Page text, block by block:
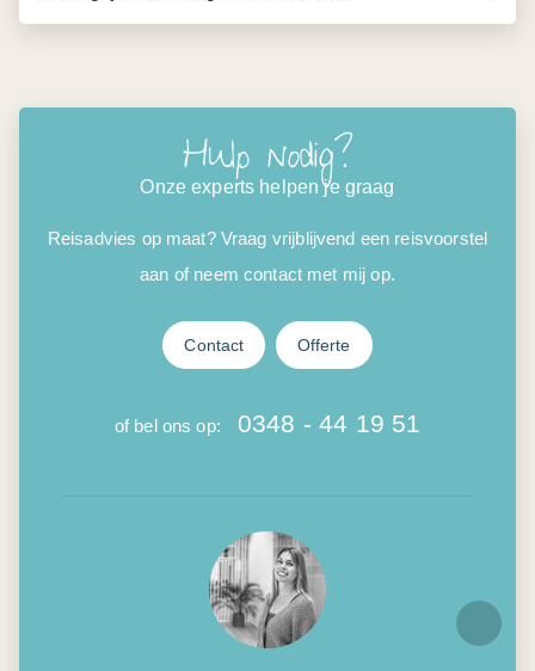
Hulp nodig?
Onze experts helpen je graag
Reisadvies op maat? Vraag vrijblijvend een reisvoorstel
aan of neem contact met mij op.
Contact Offerte
of bel ons op: 0348 - 44 19 51